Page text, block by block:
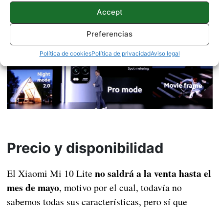
Accept
Preferencias
Política de cookiesPolítica de privacidadAviso legal
Precio y disponibilidad
El Xiaomi Mi 10 Lite no saldrá a la venta hasta el
mes de mayo, motivo por el cual, todavía no
sabemos todas sus características, pero sí que